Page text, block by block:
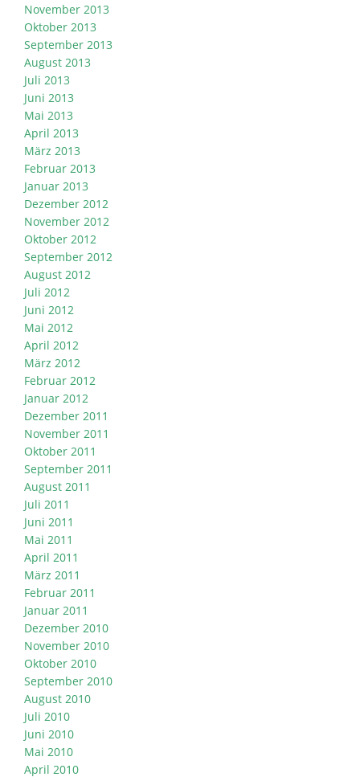
November 2013
Oktober 2013
September 2013
August 2013
Juli 2013
Juni 2013
Mai 2013
April 2013
März 2013
Februar 2013
Januar 2013
Dezember 2012
November 2012
Oktober 2012
September 2012
August 2012
Juli 2012
Juni 2012
Mai 2012
April 2012
März 2012
Februar 2012
Januar 2012
Dezember 2011
November 2011
Oktober 2011
September 2011
August 2011
Juli 2011
Juni 2011
Mai 2011
April 2011
März 2011
Februar 2011
Januar 2011
Dezember 2010
November 2010
Oktober 2010
September 2010
August 2010
Juli 2010
Juni 2010
Mai 2010
April 2010